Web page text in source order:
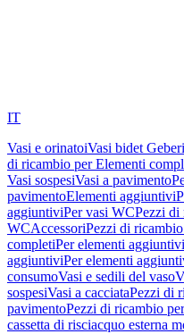
IT
Vasi e orinatoiVasi bidet
di ricambio per Elementi
Vasi sospesiVasi a pavimento
pavimentoElementi aggiuntivi
aggiuntiviPer vasi WCPezzi di
WCAccessoriPezzi di
completiPer elementi aggiuntivi
aggiuntiviPer elementi
consumoVasi e sedili del vaso
sospesiVasi a cacciataPezzi di
pavimentoPezzi di ricambio
cassetta di risciacquo esterna